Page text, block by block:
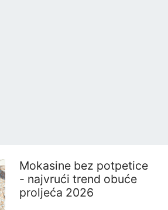
Mokasine bez potpetice
- najvrući trend obuće
proljeća 2026